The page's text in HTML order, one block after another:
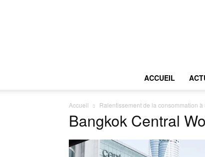
ACCUEIL
Accueil Ralentissement de la consommation à
Bangkok Central